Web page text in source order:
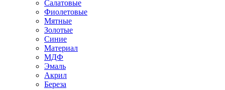
Салатовые
Фиолетовые
Мятные
Золотые
Синие
Материал
МДФ
Эмаль
Акрил
Береза